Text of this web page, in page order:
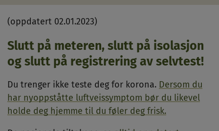
(oppdatert 02.01.2023)
Slutt på meteren, slutt på isolasjon
og slutt på registrering av selvtest!
Du trenger ikke teste deg for korona. Dersom du
har nyoppståtte luftveissymptom bør du likevel
holde deg hjemme til du føler deg frisk.